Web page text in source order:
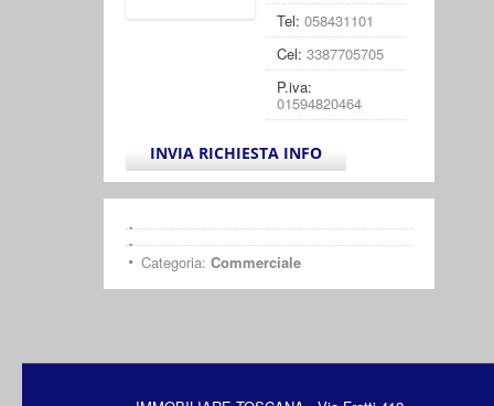
Tel: 058431101
Cel: 3387705705
P.iva:
01594820464
INVIA RICHIESTA INFO
Categoria: Commerciale